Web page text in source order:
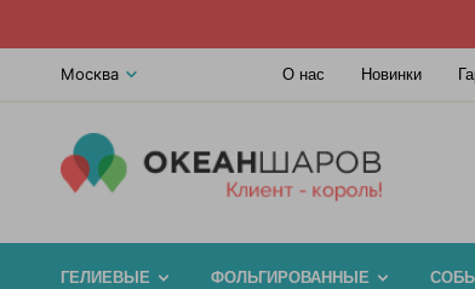
Москва О нас Новинки
ГЕЛИЕВЫЕ ФОЛЬГИРОВАННЫЕ